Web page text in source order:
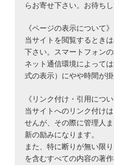
らお寄せ下さい。お待ち
《ページの表示について》
当サイトを閲覧するとき
下さい。スマートフォン
ネット通信環境によって
式の表示）にやや時間が
《リンク付け・引用につい
当サイトへのリンク付け
せんが、その際に管理人
新の励みになります。
また、特に断りが無い限
を含むすべての内容の著